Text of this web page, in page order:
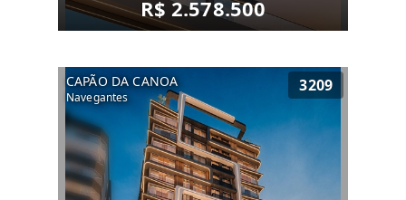
R$ 2.578.500
CAPÃO DA CANOA
Navegantes
3209